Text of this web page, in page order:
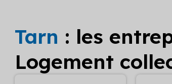
Tarn : les
Logement